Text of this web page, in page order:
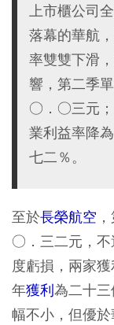
上市櫃公司
落幕的華航
率雙雙下滑
響，第二季
○．○三元；
業利益率降
七二％。
至於長榮航空
○．三二元，不
度虧損，兩家
年獲利為二十
幅不小，但優